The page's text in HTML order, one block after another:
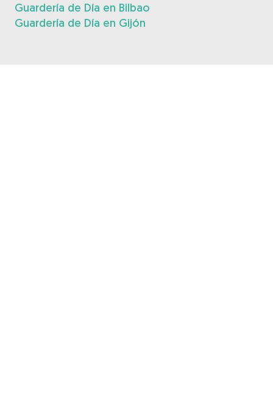
Guardería de Día en Bilbao
Guardería de Día en Gijón